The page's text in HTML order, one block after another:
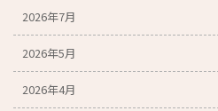
2026年7月
2026年5月
2026年4月